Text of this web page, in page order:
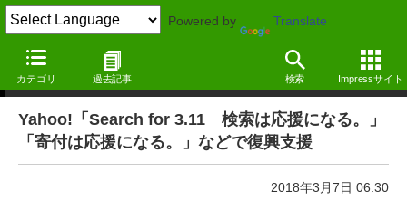
Powered by Translate
カテゴリ 過去記事 検索 Impressサイト
ニュース ―MdN Design Interactive edition―
Yahoo!「Search for 3.11 検索は応援になる。」
「寄付は応援になる。」などで復興支援
2018年3月7日 06:30